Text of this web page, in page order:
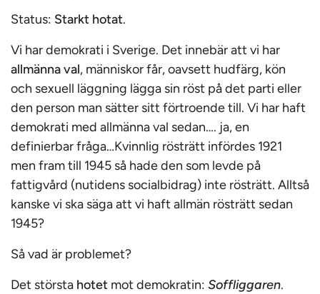
Status: Starkt hotat.
Vi har demokrati i Sverige. Det innebär att vi har
allmänna val, människor får, oavsett hudfärg, kön
och sexuell läggning lägga sin röst på det parti eller
den person man sätter sitt förtroende till. Vi har haft
demokrati med allmänna val sedan…. ja, en
definierbar fråga…Kvinnlig rösträtt infördes 1921
men fram till 1945 så hade den som levde på
fattigvård (nutidens socialbidrag) inte rösträtt. Alltså
kanske vi ska säga att vi haft allmän rösträtt sedan
1945?
Så vad är problemet?
Det största hotet mot demokratin: Soffliggaren.